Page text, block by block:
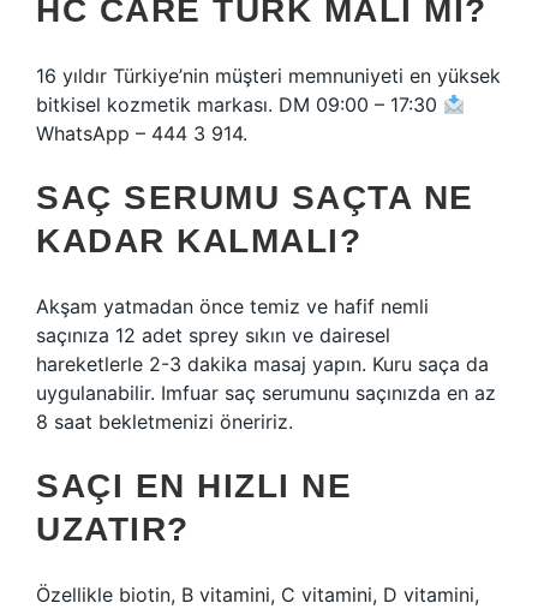
HC CARE TÜRK MALI MI?
16 yıldır Türkiye’nin müşteri memnuniyeti en yüksek
bitkisel kozmetik markası. DM 09:00 – 17:30
WhatsApp – 444 3 914.
SAÇ SERUMU SAÇTA NE
KADAR KALMALI?
Akşam yatmadan önce temiz ve hafif nemli
saçınıza 12 adet sprey sıkın ve dairesel
hareketlerle 2-3 dakika masaj yapın. Kuru saça da
uygulanabilir. Imfuar saç serumunu saçınızda en az
8 saat bekletmenizi öneririz.
SAÇI EN HIZLI NE
UZATIR?
Özellikle biotin, B vitamini, C vitamini, D vitamini,